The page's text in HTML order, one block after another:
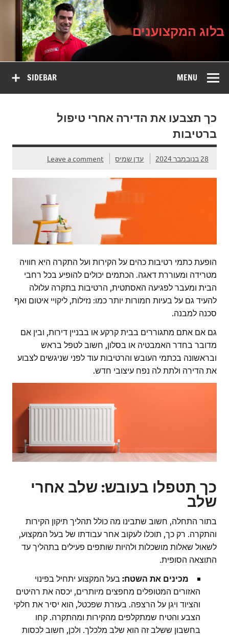
בלוג
המקצוענים
על עיצוב, שיפוץ וטיפוח הבית
בלוג המקצוענים
SIDEBAR MENU
כך תצבעו את הדירה אחרי טיפול
ברטיבות
28 בנובמבר 2024 עדן שמיס Leave a comment
הופעת כתמי רטיבות כהים על הקירות ועל התקרה היא חוויה
מטרידה ומעוררת דאגה. הכתמים יכולים להופיע בכל רחבי
הבית ומעבר לפגיעה האסתטית, הרטיבות בתקרה עלולה
להעיד גם על בעיות חמורות יותר כמו: נזילות, ליקויי איטום ואף
סכנה למבנה.
גם אם אתם מתגוררים בבית קרקע או בבניין דירות, ובין אם
מדובר בחדר האמבטיה או בסלון, חשוב לטפל בראש
ובראשונה בכתמי העובש והרטיבות עוד לפני שניגשים לצבוע
את הדירה ולתת לה נפח עיצובי חדש.
כך תטפלו בעובש: שלב אחרי
שלב
בתור התחלה, חשוב שתבינו מה כולל תהליך תיקון הקירות
והתקרה. רק כך, תוכלו לעקוב אחר עבודתו של בעל המקצוע,
לשאול שאלות מושכלות ולהיות שותפים פעילים בתהליך עד
התוצאה הסופית.
מכינים את השטח: בעל המקצוע יתחיל בפינוי
האזורים המטופלים מחפצים מיותרים, יכסה את רהיטים
והציוד ויגן על הרצפה. בעזרת שפכטל, הוא יסיר את חלקי
הצבע והטיח שמתקלפים מהקירות ומהתקרה. קחו
בחשבון ששלב זה הוא שלב מלכלך. ולכן, חשוב לכסות